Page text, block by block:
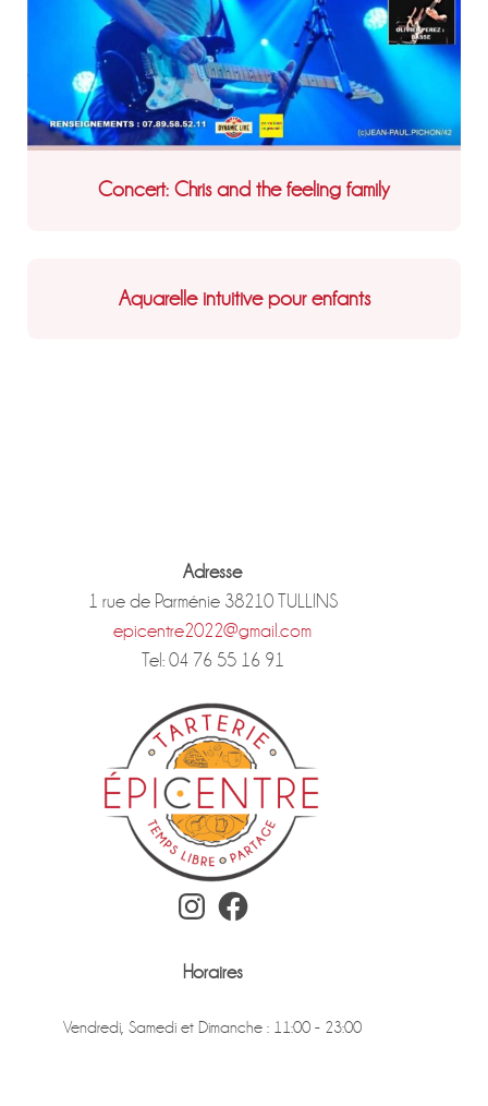
Concert: Chris and the feeling family
Aquarelle intuitive pour enfants
Adresse
1 rue de Parménie 38210 TULLINS
epicentre2022@gmail.com
Tel: 04 76 55 16 91
Instagram Facebook
Horaires
Vendredi, Samedi et Dimanche : 11:00 - 23:00